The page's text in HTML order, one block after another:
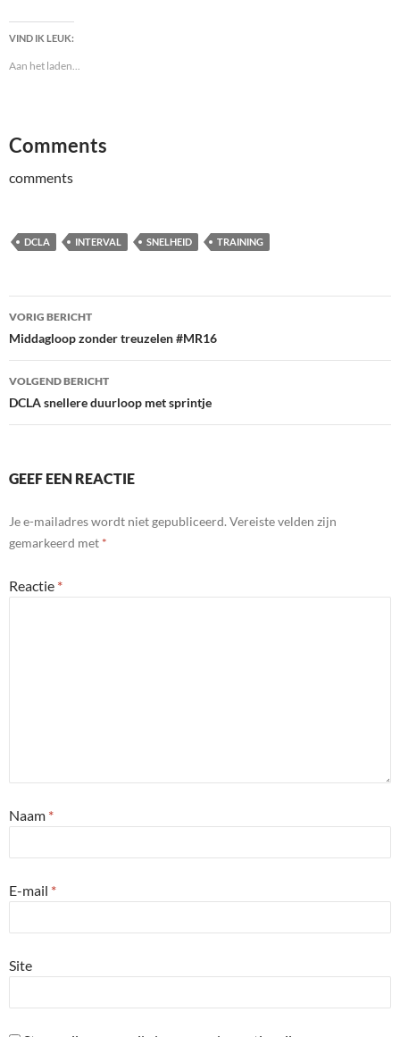
VIND IK LEUK:
Aan het laden...
Comments
comments
DCLA INTERVAL SNELHEID TRAINING
Bericht
navigatie
VORIG BERICHT
Middagloop zonder treuzelen #MR16
VOLGEND BERICHT
DCLA snellere duurloop met sprintje
GEEF EEN REACTIE
Je e-mailadres wordt niet gepubliceerd. Vereiste velden zijn
gemarkeerd met *
Reactie *
Naam *
E-mail *
Site